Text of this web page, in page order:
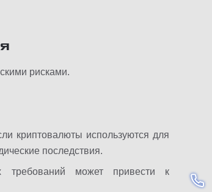
рисками.
криптовалюты используются для
последствия.
требований может привести к